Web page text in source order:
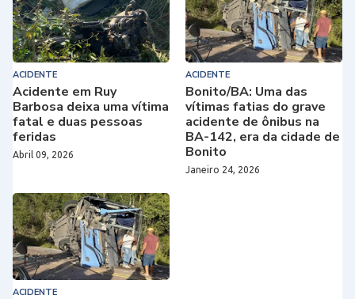
ACIDENTE
Acidente em Ruy
Barbosa deixa uma vítima
fatal e duas pessoas
feridas
Abril 09, 2026
ACIDENTE
Bonito/BA: Uma das
vítimas fatias do grave
acidente de ônibus na
BA-142, era da cidade de
Bonito
Janeiro 24, 2026
ACIDENTE